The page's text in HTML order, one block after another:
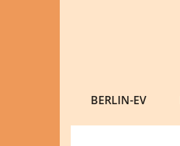
BERLIN-EV